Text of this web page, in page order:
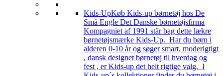
Kids-UpKøb Kids-up børnetøj hos De
Små Engle Det Danske børnetøjsfirma
Kompagniet af 1991 står bag dette lækre
børnetøjsmærke Kids-Up. Har du børn i
alderen 0-10 år og søger smart, moderigtigt
, dansk designet børnetøj til hverdag og
fest , er Kids-up det helt rigtige valg. I